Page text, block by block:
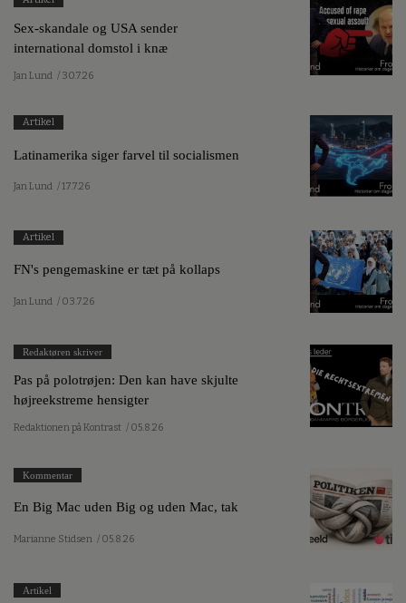
Sex-skandale og USA sender
international domstol i knæ
Jan Lund / 30.7.26
Artikel
Latinamerika siger farvel til socialismen
Jan Lund / 17.7.26
Artikel
FN's pengemaskine er tæt på kollaps
Jan Lund / 03.7.26
Redaktøren skriver
Pas på polotrøjen: Den kan have skjulte
højreekstreme hensigter
Redaktionen på Kontrast / 05.8.26
Kommentar
En Big Mac uden Big og uden Mac, tak
Marianne Stidsen / 05.8.26
Artikel